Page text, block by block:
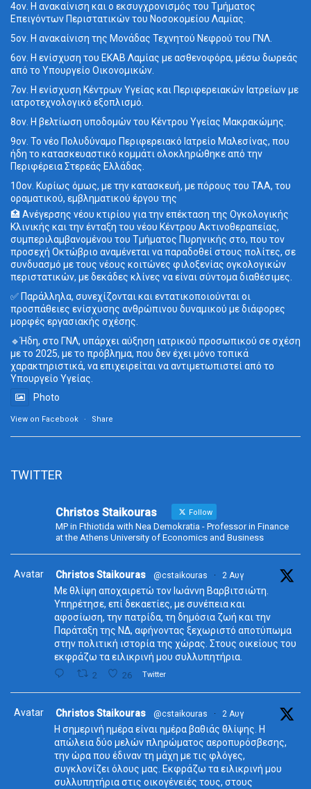
4ον. Η ανακαίνιση και ο εκσυγχρονισμός του Τμήματος
Επειγόντων Περιστατικών του Νοσοκομείου Λαμίας.
5ον. Η ανακαίνιση της Μονάδας Τεχνητού Νεφρού του ΓΝΛ.
6ον. Η ενίσχυση του ΕΚΑΒ Λαμίας με ασθενοφόρα, μέσω δωρεάς
από το Υπουργείο Οικονομικών.
7ον. Η ενίσχυση Κέντρων Υγείας και Περιφερειακών Ιατρείων με
ιατροτεχνολογικό εξοπλισμό.
8ον. Η βελτίωση υποδομών του Κέντρου Υγείας Μακρακώμης.
9ον. Το νέο Πολυδύναμο Περιφερειακό Ιατρείο Μαλεσίνας, που
ήδη το κατασκευαστικό κομμάτι ολοκληρώθηκε από την
Περιφέρεια Στερεάς Ελλάδας.
10ον. Κυρίως όμως, με την κατασκευή, με πόρους του ΤΑΑ, του
οραματικού, εμβληματικού έργου της
🏥 Ανέγερσης νέου κτιρίου για την επέκταση της Ογκολογικής
Κλινικής και την ένταξη του νέου Κέντρου Ακτινοθεραπείας,
συμπεριλαμβανομένου του Τμήματος Πυρηνικής στο, που τον
προσεχή Οκτώβριο αναμένεται να παραδοθεί στους πολίτες, σε
συνδυασμό με τους νέους κοιτώνες φιλοξενίας ογκολογικών
περιστατικών, με δεκάδες κλίνες να είναι σύντομα διαθέσιμες.
✅ Παράλληλα, συνεχίζονται και εντατικοποιούνται οι
προσπάθειες ενίσχυσης ανθρώπινου δυναμικού με διάφορες
μορφές εργασιακής σχέσης.
🔹Ήδη, στο ΓΝΛ, υπάρχει αύξηση ιατρικού προσωπικού σε σχέση
με το 2025, με το πρόβλημα, που δεν έχει μόνο τοπικά
χαρακτηριστικά, να επιχειρείται να αντιμετωπιστεί από το
Υπουργείο Υγείας.
Photo
View on Facebook · Share
TWITTER
Christos Staikouras Follow
MP in Fthiotida with Nea Demokratia - Professor in Finance
at the Athens University of Economics and Business
Avatar Christos Staikouras @cstaikouras · 2 Αυγ
Με θλίψη αποχαιρετώ τον Ιωάννη Βαρβιτσιώτη.
Υπηρέτησε, επί δεκαετίες, με συνέπεια και
αφοσίωση, την πατρίδα, τη δημόσια ζωή και την
Παράταξη της ΝΔ, αφήνοντας ξεχωριστό αποτύπωμα
στην πολιτική ιστορία της χώρας. Στους οικείους του
εκφράζω τα ειλικρινή μου συλλυπητήρια.
2 26 Twitter
Avatar Christos Staikouras @cstaikouras · 2 Αυγ
Η σημερινή ημέρα είναι ημέρα βαθιάς θλίψης. Η
απώλεια δύο μελών πληρώματος αεροπυρόσβεσης,
την ώρα που έδιναν τη μάχη με τις φλόγες,
συγκλονίζει όλους μας. Εκφράζω τα ειλικρινή μου
συλλυπητήρια στις οικογένειές τους, στους